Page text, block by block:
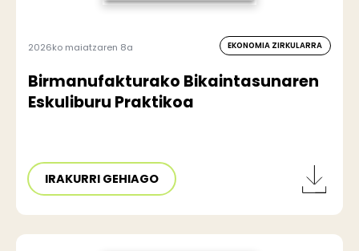
2026ko maiatzaren 8a EKONOMIA ZIRKULARRA
Birmanufakturako Bikaintasunaren
Eskuliburu Praktikoa
IRAKURRI GEHIAGO